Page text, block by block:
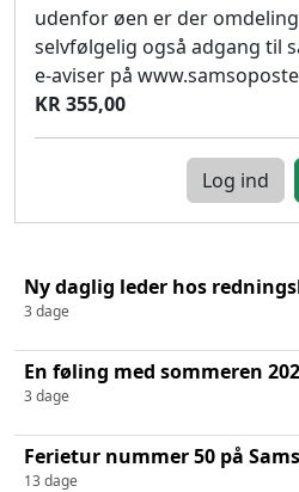
udenfor øen er der
selvfølgelig også adgang til
e-aviser på
KR 355,00
Log ind
Ny daglig leder hos
3 dage
En føling med sommeren
3 dage
Ferietur nummer 50 på
13 dage